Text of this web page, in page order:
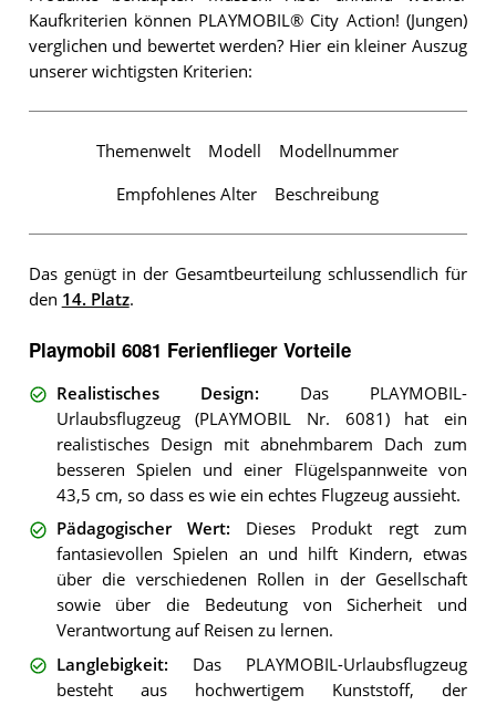
Kaufkriterien können PLAYMOBIL® City Action! (Jungen)
verglichen und bewertet werden? Hier ein kleiner Auszug
unserer wichtigsten Kriterien:
Themenwelt Modell Modellnummer
Empfohlenes Alter Beschreibung
Das genügt in der Gesamtbeurteilung schlussendlich für
den 14. Platz.
Playmobil 6081 Ferienflieger Vorteile
Realistisches Design: Das PLAYMOBIL-
Urlaubsflugzeug (PLAYMOBIL Nr. 6081) hat ein
realistisches Design mit abnehmbarem Dach zum
besseren Spielen und einer Flügelspannweite von
43,5 cm, so dass es wie ein echtes Flugzeug aussieht.
Pädagogischer Wert: Dieses Produkt regt zum
fantasievollen Spielen an und hilft Kindern, etwas
über die verschiedenen Rollen in der Gesellschaft
sowie über die Bedeutung von Sicherheit und
Verantwortung auf Reisen zu lernen.
Langlebigkeit: Das PLAYMOBIL-Urlaubsflugzeug
besteht aus hochwertigem Kunststoff, der